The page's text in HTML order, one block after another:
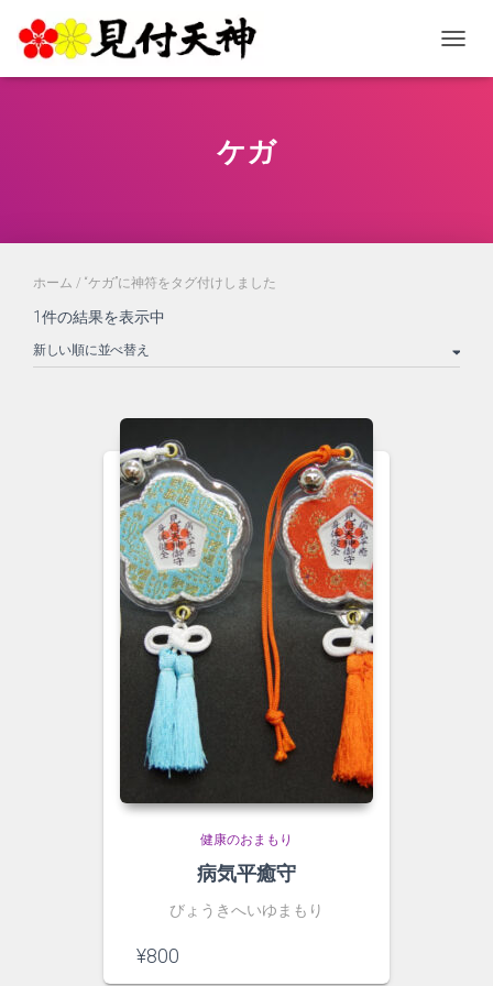
ケガ
ホーム / “ケガ”に神符をタグ付けしました
1件の結果を表示中
健康のおまもり
病気平癒守
びょうきへいゆまもり
¥800